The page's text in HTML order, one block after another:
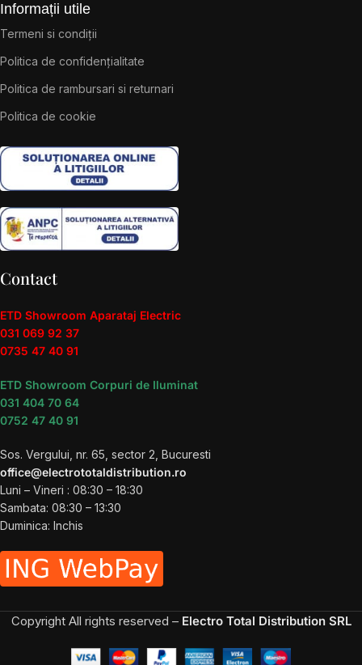
Informații utile
Termeni si condiții
Politica de confidențialitate
Politica de rambursari si returnari
Politica de cookie
Contact
ETD Showroom Aparataj Electric
031 069 92 37
0735 47 40 91
ETD Showroom Corpuri de Iluminat
031 404 70 64
0752 47 40 91
Sos. Vergului, nr. 65, sector 2, Bucuresti
office@electrototaldistribution.ro
Luni – Vineri : 08:30 – 18:30
Sambata: 08:30 – 13:30
Duminica: Inchis
Copyright All rights reserved – Electro Total Distribution SRL